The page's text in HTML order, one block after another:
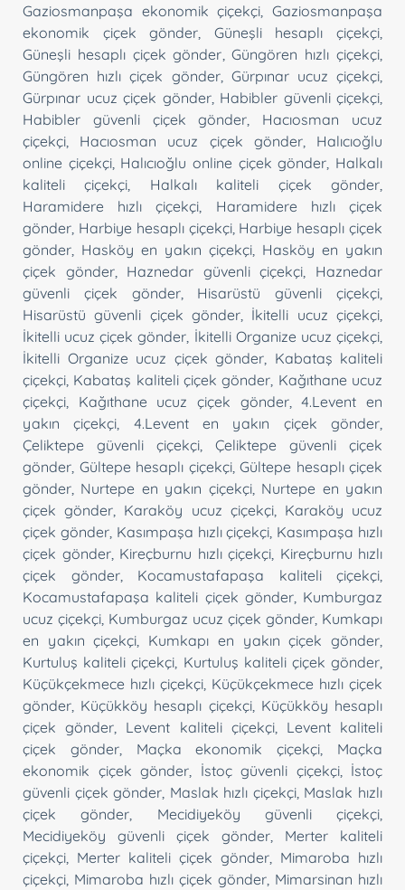
Gaziosmanpaşa ekonomik çiçekçi ,Gaziosmanpaşa
ekonomik çiçek gönder
Güneşli hesaplı çiçekçi
Güneşli hesaplı çiçek gönder ,Güngören hızlı çiçekçi
Güngören hızlı çiçek gönder, Gürpınar ucuz çiçekçi
Gürpınar ucuz çiçek gönder, Habibler güvenli çiçekçi
Habibler güvenli çiçek gönder
Hacıosman ucuz
çiçekçi
Hacıosman ucuz çiçek gönder, Halıcıoğlu
online çiçekçi, Halıcıoğlu online çiçek gönder Halkalı
kaliteli çiçekçi
Halkalı kaliteli çiçek gönder
Haramidere hızlı çiçekçi
Haramidere hızlı çiçek
gönder Harbiye hesaplı çiçekçi, Harbiye hesaplı çiçek
gönder Hasköy en yakın çiçekçi Hasköy en yakın
çiçek gönder, Haznedar güvenli çiçekçi
Haznedar
güvenli çiçek gönder, Hisarüstü güvenli çiçekçi
Hisarüstü güvenli çiçek gönder
İkitelli ucuz çiçekçi
İkitelli ucuz çiçek gönder İkitelli Organize ucuz çiçekçi
İkitelli Organize ucuz çiçek gönder
Kabataş kaliteli
çiçekçi Kabataş kaliteli çiçek gönder Kağıthane ucuz
çiçekçi
Kağıthane ucuz çiçek gönder,4.Levent en
yakın çiçekçi
4.Levent en yakın çiçek gönder
Çeliktepe güvenli çiçekçi
Çeliktepe güvenli çiçek
gönder Gültepe hesaplı çiçekçi, Gültepe hesaplı çiçek
gönder Nurtepe en yakın çiçekçi, Nurtepe en yakın
çiçek gönder
Karaköy ucuz çiçekçi, Karaköy ucuz
çiçek gönder, Kasımpaşa hızlı çiçekçi Kasımpaşa hızlı
çiçek gönder, Kireçburnu hızlı çiçekçi Kireçburnu hızlı
çiçek gönder, Kocamustafapaşa kaliteli çiçekçi
Kocamustafapaşa kaliteli çiçek gönder, Kumburgaz
ucuz çiçekçi Kumburgaz ucuz çiçek gönder Kumkapı
en yakın çiçekçi
Kumkapı en yakın çiçek gönder
Kurtuluş kaliteli çiçekçi Kurtuluş kaliteli çiçek gönder
Küçükçekmece hızlı çiçekçi Küçükçekmece hızlı çiçek
gönder Küçükköy hesaplı çiçekçi, Küçükköy hesaplı
çiçek gönder
Levent kaliteli çiçekçi, Levent kaliteli
çiçek gönder, Maçka ekonomik çiçekçi
Maçka
ekonomik çiçek gönder
İstoç güvenli çiçekçi, İstoç
güvenli çiçek gönder Maslak hızlı çiçekçi, Maslak hızlı
çiçek gönder
Mecidiyeköy güvenli çiçekçi
Mecidiyeköy güvenli çiçek gönder
Merter kaliteli
çiçekçi
Merter kaliteli çiçek gönder
Mimaroba hızlı
çiçekçi Mimaroba hızlı çiçek gönder Mimarsinan hızlı